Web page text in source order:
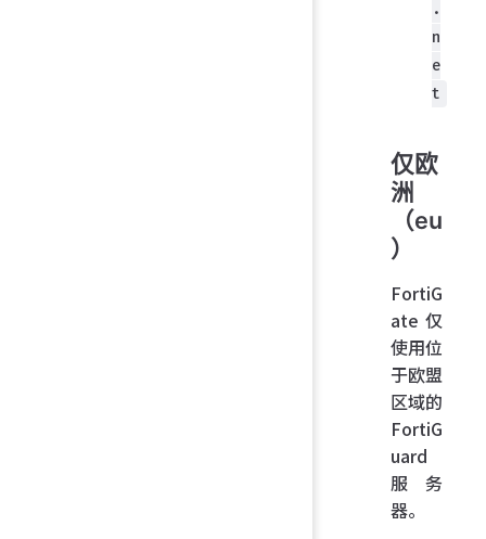
.
n
e
t
仅欧
洲
（eu
）
FortiG
ate 仅
使用位
于欧盟
区域的
FortiG
uard
服务
器。